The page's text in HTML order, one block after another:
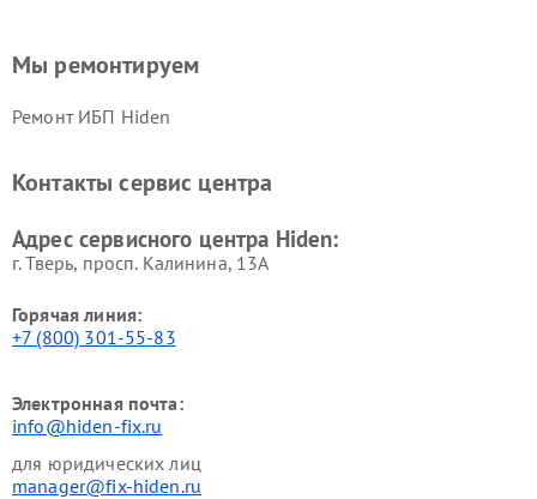
Мы ремонтируем
Ремонт ИБП Hiden
Контакты сервис центра
Адрес сервисного центра Hiden:
г. Тверь, просп. Калинина, 13А
Горячая линия:
+7 (800) 301-55-83
Электронная почта:
info@hiden-fix.ru
для юридических лиц
manager@fix-hiden.ru